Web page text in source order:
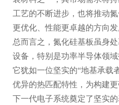
工艺的不断进步，也将推动
更优化、性能更卓越的方向发
总而言之，氮化硅基板虽身
设备，特别是功率半导体领
它犹如一位坚实的“地基承载
优异的热匹配特性，为构建
下一代电子系统奠定了坚实